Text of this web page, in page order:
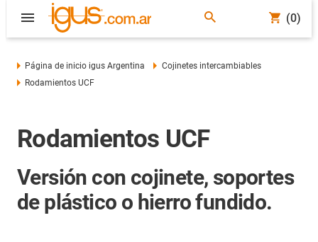
(0)
Página de inicio igus Argentina
Cojinetes intercambiables
Rodamientos UCF
Rodamientos UCF
Versión con cojinete, soportes
de plástico o hierro fundido.